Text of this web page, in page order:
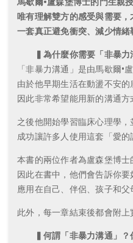
唯有理解雙方的感受與需要，
一套真正避免衝突、減少情緒
▍為什麼你需要「非暴力
「非暴力溝通」是由馬歇爾•
由於他早期生活在動盪不安的
因此非常希望能用新的溝通方
之後他開始學習臨床心理學
成功讓許多人使用這套「愛的
本書的兩位作者為盧森堡博
因此在書中，他們會告訴你要
應用在自己、伴侶、孩子和父
此外，每一章結束後都會附上
▍何謂「非暴力溝通」？